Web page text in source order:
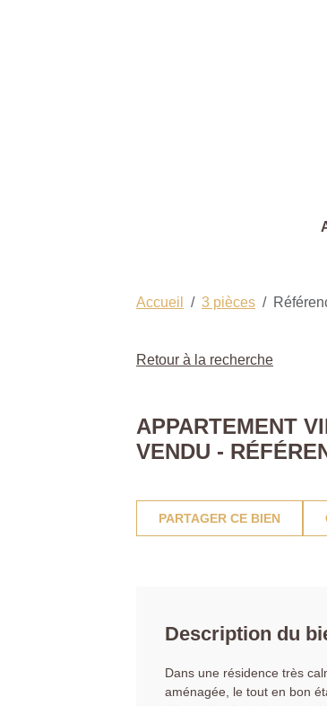
Accueil 3 pièces
Retour à la recherche
APPARTEMENT
VENDU -
PARTAGER CE BIEN
Description du
Dans une résidence très
aménagée, le tout en bon